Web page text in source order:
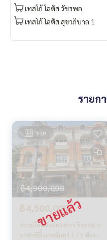
#HOMEREALESTATESERVICES
#นายหน้าที่จริงใจ #รับฝากขา
เทสโก้ โลตัส วัชรพล
เทสโก้ โลตัส สุขาภิบาล 1
รายก
ขาย
฿4,900,000
฿4,500,000
ทาวน์โฮมต้นโครงการ วิวสวน ✨
คาซ่าซิตี้ นวลจันทร์ 1 / 3 ห้อง